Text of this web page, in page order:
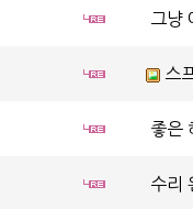
그냥
스
좋은
수리